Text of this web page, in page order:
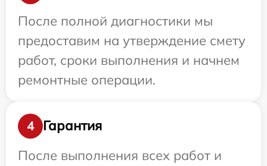
После полной диагностики мы
предоставим на утверждение смету
работ, сроки выполнения и начнем
ремонтные операции.
4
Гарантия
После выполнения всех работ и